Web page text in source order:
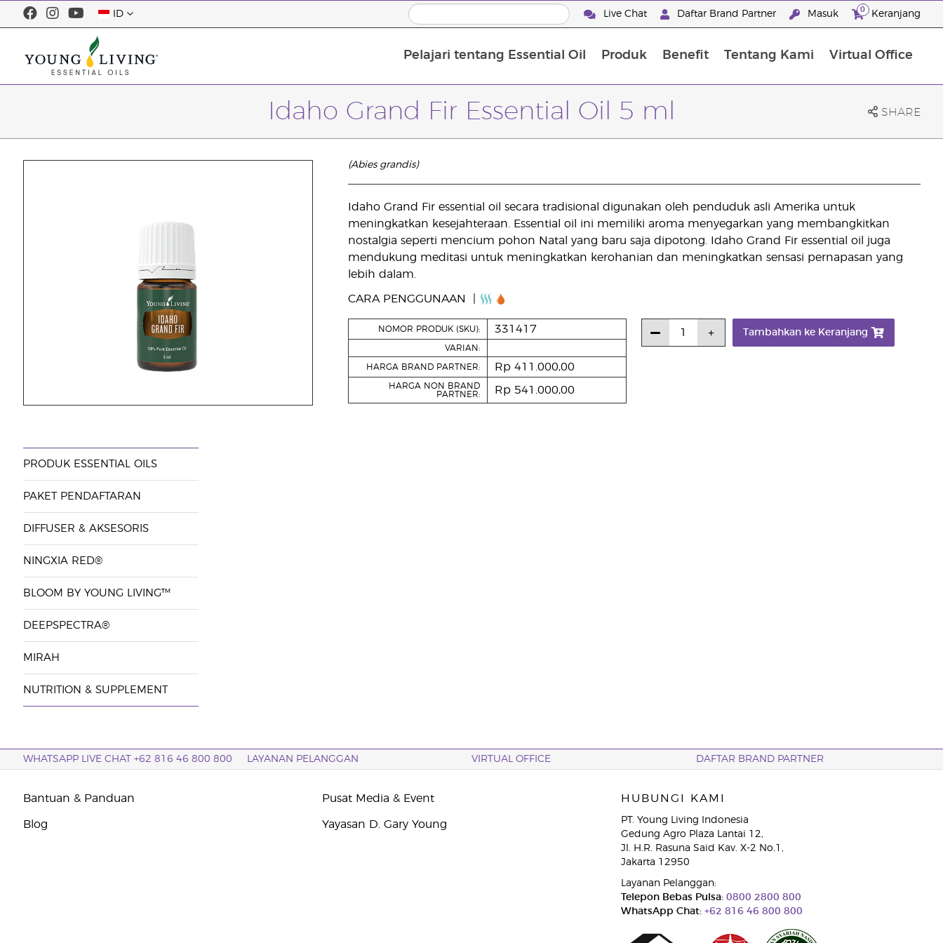
ID Live Chat Daftar Brand Partner Masuk 0 Keranjang
Pelajari tentang Essential Oil Produk Benefit Tentang Kami Virtual Office
Idaho Grand Fir Essential Oil 5 ml SHARE
(Abies grandis)
Idaho Grand Fir essential oil secara tradisional digunakan oleh penduduk asli Amerika untuk
meningkatkan kesejahteraan. Essential oil ini memiliki aroma menyegarkan yang membangkitkan
nostalgia seperti mencium pohon Natal yang baru saja dipotong. Idaho Grand Fir essential oil juga
mendukung meditasi untuk meningkatkan kerohanian dan meningkatkan sensasi pernapasan yang
lebih dalam.
CARA PENGGUNAAN
NOMOR PRODUK (SKU): 331417
VARIAN:
HARGA BRAND PARTNER: Rp 411.000,00
HARGA NON BRAND
PARTNER:
Rp 541.000,00
Tambahkan ke Keranjang
PRODUK ESSENTIAL OILS
PAKET PENDAFTARAN
DIFFUSER & AKSESORIS
NINGXIA RED®
BLOOM BY YOUNG LIVING™
DEEPSPECTRA®
MIRAH
NUTRITION & SUPPLEMENT
WHATSAPP LIVE CHAT +62 816 46 800 800 LAYANAN PELANGGAN VIRTUAL OFFICE DAFTAR BRAND PARTNER
Bantuan & Panduan
Blog
Pusat Media & Event
Yayasan D. Gary Young
HUBUNGI KAMI
PT. Young Living Indonesia
Gedung Agro Plaza Lantai 12,
Jl. H.R. Rasuna Said Kav. X-2 No.1,
Jakarta 12950
Layanan Pelanggan:
Telepon Bebas Pulsa: 0800 2800 800
WhatsApp Chat: +62 816 46 800 800